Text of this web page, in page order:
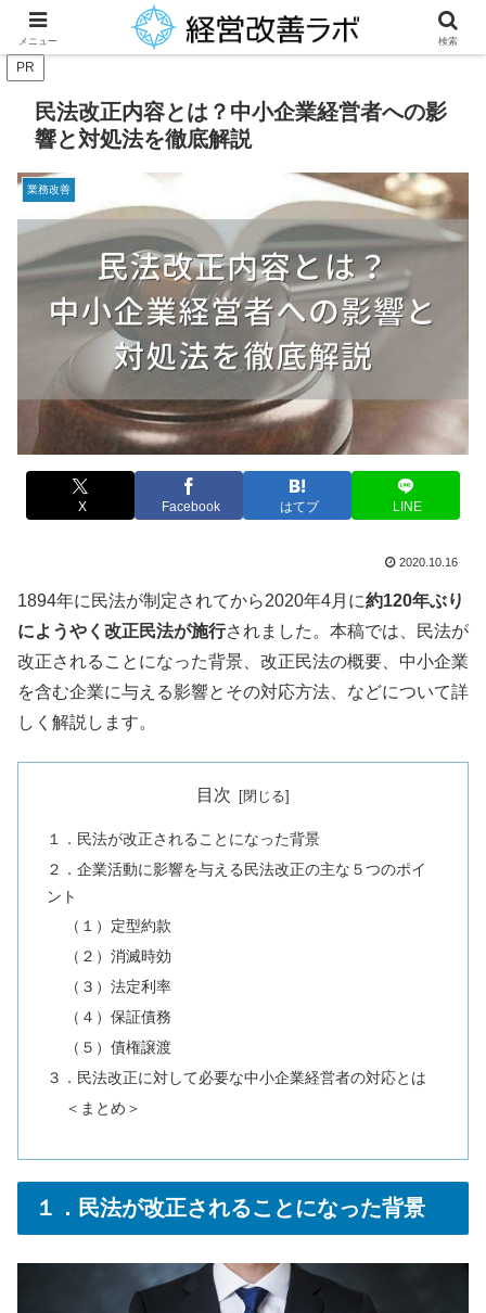
中小企業経営者に役立つ財務改善等のノウハウを提供
PR
民法改正内容とは？中小企業経営者への影
響と対処法を徹底解説
業務改善
X Facebook はてブ LINE
2020.10.16
1894年に民法が制定されてから2020年4月に約120年ぶり
にようやく改正民法が施行されました。本稿では、民法が
改正されることになった背景、改正民法の概要、中小企業
を含む企業に与える影響とその対応方法、などについて詳
しく解説します。
目次
１．民法が改正されることになった背景
２．企業活動に影響を与える民法改正の主な５つのポイ
ント
（１）定型約款
（２）消滅時効
（３）法定利率
（４）保証債務
（５）債権譲渡
３．民法改正に対して必要な中小企業経営者の対応とは
＜まとめ＞
１．民法が改正されることになった背景
メニュー 検索